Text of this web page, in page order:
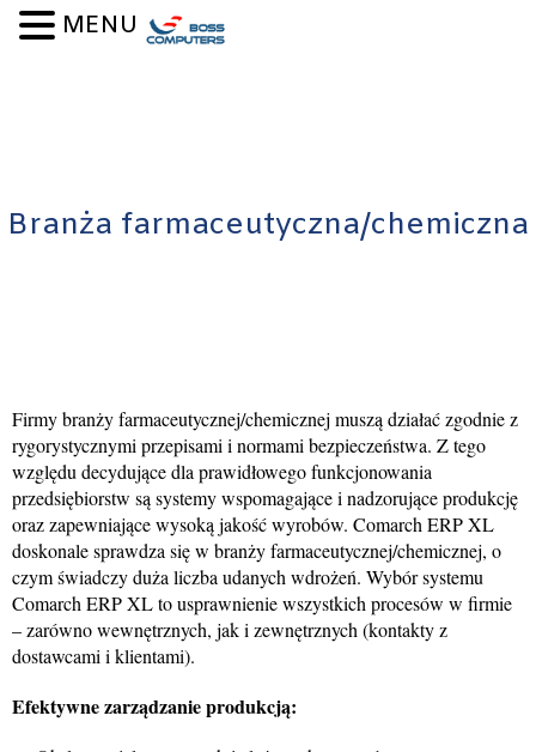
Skip to content
Branża farmaceutyczna/chemiczna
Firmy branży farmaceutycznej/chemicznej muszą działać zgodnie z
rygorystycznymi przepisami i normami bezpieczeństwa. Z tego
względu decydujące dla prawidłowego funkcjonowania
przedsiębiorstw są systemy wspomagające i nadzorujące produkcję
oraz zapewniające wysoką jakość wyrobów. Comarch ERP XL
doskonale sprawdza się w branży farmaceutycznej/chemicznej, o
czym świadczy duża liczba udanych wdrożeń. Wybór systemu
Comarch ERP XL to usprawnienie wszystkich procesów w firmie
– zarówno wewnętrznych, jak i zewnętrznych (kontakty z
dostawcami i klientami).
Efektywne zarządzanie produkcją:
MENU